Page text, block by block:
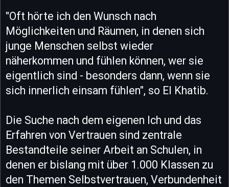
"Oft hörte ich den Wunsch nach
Möglichkeiten und Räumen, in denen sich
junge Menschen selbst wieder
näherkommen und fühlen können, wer sie
eigentlich sind - besonders dann, wenn sie
sich innerlich einsam fühlen", so El Khatib.
Die Suche nach dem eigenen Ich und das
Erfahren von Vertrauen sind zentrale
Bestandteile seiner Arbeit an Schulen, in
denen er bislang mit über 1.000 Klassen zu
den Themen Selbstvertrauen, Verbundenheit